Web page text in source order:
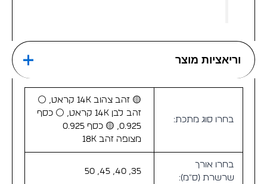
וריאציות מוצר
בחרו סוג מתכת:
🟡 זהב צהוב 14K קראט, ⚪
זהב לבן 14K קראט, ⚪ כסף
0.925, 🟡 כסף 0.925
מצופה זהב 18K
בחרו אורך
שרשרת (ס"מ):
35, 40, 45, 50